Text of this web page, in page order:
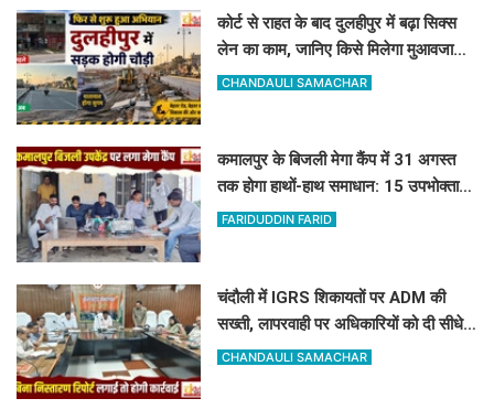
कोर्ट से राहत के बाद दुलहीपुर में बढ़ा सिक्स
लेन का काम, जानिए किसे मिलेगा मुआवजा
और कहां हटेगा अतिक्रमण
CHANDAULI SAMACHAR
कमालपुर के बिजली मेगा कैंप में 31 अगस्त
तक होगा हाथों-हाथ समाधान: 15 उपभोक्ताओं
के बिल सुधरे, डेढ़ लाख की वसूली
FARIDUDDIN FARID
चंदौली में IGRS शिकायतों पर ADM की
सख्ती, लापरवाही पर अधिकारियों को दी सीधे
कार्रवाई की चेतावनी
CHANDAULI SAMACHAR